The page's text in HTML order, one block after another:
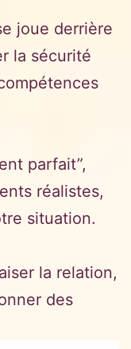
joue derrière
la sécurité
parfait”,
réalistes,
situation.
la relation,
des